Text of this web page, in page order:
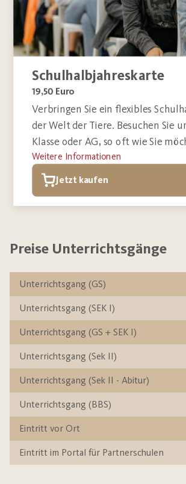
Schulhalbjahreskarte
19,50 Euro
Verbringen Sie ein flexibles
der Welt der Tiere. Besuchen Sie
Klasse oder AG, so oft wie Sie
Weitere Informationen
Jetzt kaufen
Preise Unterrichtsgänge
Unterrichtsgang (GS)
Unterrichtsgang (SEK I)
Unterrichtsgang (GS + SEK I)
Unterrichtsgang (Sek II)
Unterrichtsgang (Sek II - Abitur)
Unterrichtsgang (BBS)
Eintritt vor Ort
Eintritt im Portal für Partnerschulen